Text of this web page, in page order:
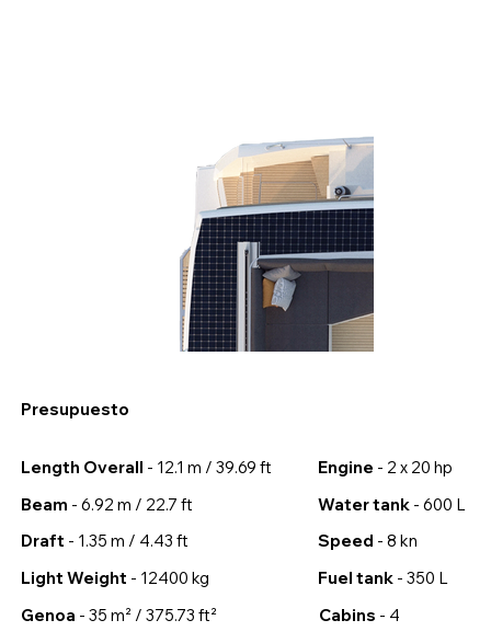
Presupuesto
Length Overall - 12.1 m / 39.69 ft
Beam - 6.92 m / 22.7 ft
Draft - 1.35 m / 4.43 ft
Light Weight - 12400 kg
Genoa - 35 m² / 375.73 ft²
Engine - 2 x 20 hp
Speed - 8 kn
Fuel tank - 350 L
Water tank - 600 L
Cabins - 4